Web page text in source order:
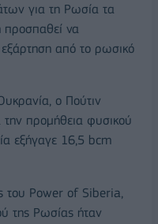
για τη Ρωσία τα
να
εξάρτηση από το ρωσικό
ο Πούτιν
προμήθεια φυσικού
εξήγαγε 16,5 bcm
του Power of Siberia,
της Ρωσίας ήταν